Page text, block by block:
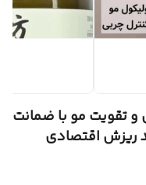
و تقویت مو با ضمانت
ریزش اقتصادی